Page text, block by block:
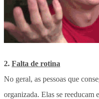
2. Falta de rotina
No geral, as pessoas que
organizada. Elas se reeducam